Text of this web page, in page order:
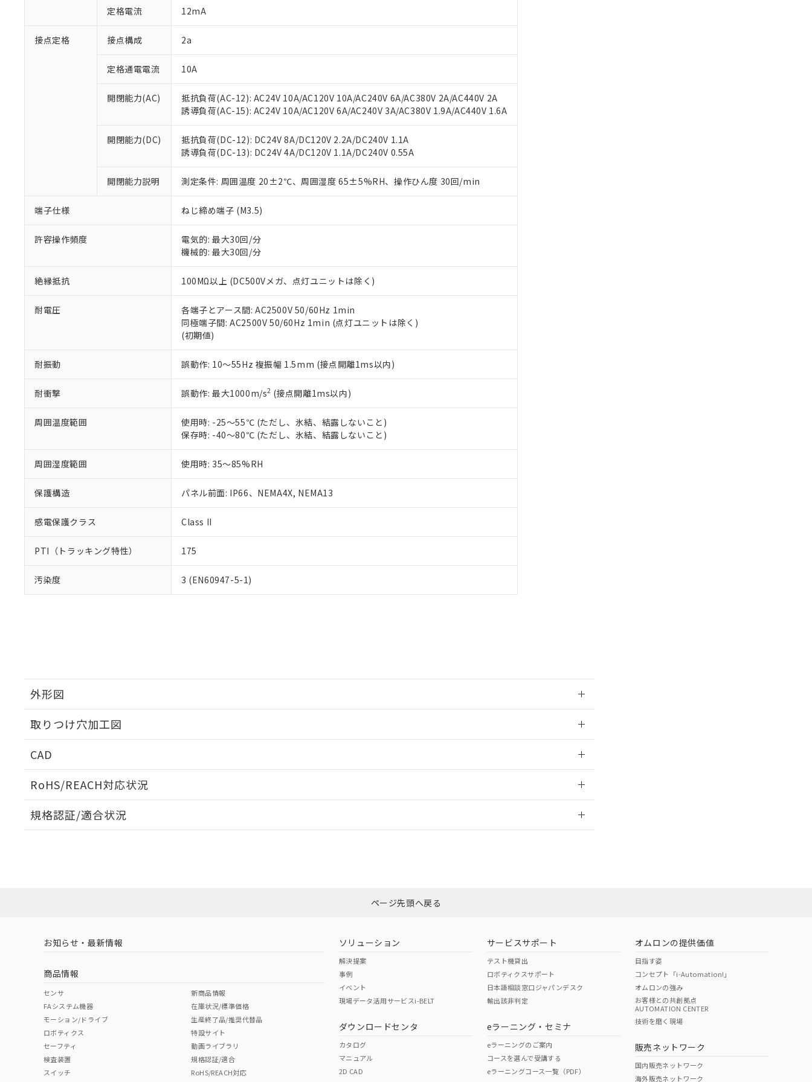
定格電流 12mA
接点定格 接点構成 2a
定格通電電流 10A
開閉能力(AC)
抵抗負荷(AC-12): AC24V 10A/AC120V 10A/AC240V 6A/AC380V 2A/AC440V 2A
誘導負荷(AC-15): AC24V 10A/AC120V 6A/AC240V 3A/AC380V 1.9A/AC440V 1.6A
開閉能力(DC)
抵抗負荷(DC-12): DC24V 8A/DC120V 2.2A/DC240V 1.1A
誘導負荷(DC-13): DC24V 4A/DC120V 1.1A/DC240V 0.55A
開閉能力説明 測定条件: 周囲温度 20±2℃、周囲湿度 65±5%RH、操作ひん度 30回/min
端子仕様 ねじ締め端子 (M3.5)
許容操作頻度
電気的: 最大30回/分
機械的: 最大30回/分
絶縁抵抗 100MΩ以上 (DC500Vメガ、点灯ユニットは除く)
耐電圧
各端子とアース間: AC2500V 50/60Hz 1min
同極端子間: AC2500V 50/60Hz 1min (点灯ユニットは除く)
(初期値)
耐振動 誤動作: 10～55Hz 複振幅 1.5mm (接点開離1ms以内)
耐衝撃 誤動作: 最大1000m/s2 (接点開離1ms以内)
周囲温度範囲
使用時: -25～55℃ (ただし、氷結、結露しないこと)
保存時: -40～80℃ (ただし、氷結、結露しないこと)
周囲湿度範囲 使用時: 35～85%RH
保護構造 パネル前面: IP66、NEMA4X, NEMA13
感電保護クラス Class II
PTI（トラッキング特性） 175
汚染度 3 (EN60947-5-1)
外形図
取りつけ穴加工図
CAD
RoHS/REACH対応状況
EU RoHS 注意事項・凡例
ダウンロードはこちら
中国 RoHS 注意事項・凡例
中国 RoHS表
Pb Hg Cr(VI)
O O
規格認証/適合状況
（イギリス
（ノルウェー
（日本
（アメリカ
この製品の規格認証/適合状況ページへ
その他の認証はこちらのページからご検索ください
い。
正式な納期状況および標準価格はお客様のお取引先、またはお客様担当のオムロン制御機器販売店・
当社販売員にご相談ください。
オムロン制御機器販売店や当社販売拠点は「販売ネットワーク
」をご確認ください。
在庫状況および標準価格結果を当社の事前の承諾なく第三者に漏洩または開示しないようお願いしま
す。
マイパーツ機能（部品リスト作成サービス）をご利用いただくには、I-Webメンバーズにご登録され
お客様が当ウェブサイト上で当社にご登録された部品リストについて、当社および当社の共同利用者
が、当社の製品・サービスに関するお客様との取引・商談に必要な範囲で利用することをご了承くだ
さい。
※当社の共同利用者とは、"個人情報の共同利用に関して"
の「1.共同利用者の範囲」に記載されて
いる法人を指します。
但し、RoHS指令で産業用監視および制御機器に対する適用除外項目は除く。
※2 対応予定月
部品在庫の切り替え状況などにより、予定月が前後することがあります。
※3 非含有証明書ダウンロード
下記の非含有証明書をダウンロードすることができます。
EU RoHS指令（10物質）の非含有証明書
51物質の非含有証明書（当社基準）
※本証明書は発行日時点で非含有を証明するもので、過去に遡って非含有を証明するものではありません。
また、RoHS指令のフタル酸エステル類４物質の対応では、対応完了までの期間は出荷製品に未対応品が
混在することから備考欄に対応日を記載しておりました。
り割愛しております。
「○」：最大均質材料含有率が中国RoHSの基準値以下であることを示します。
「×」：最大均質材料含有率が中国RoHSの基準値を超えていることを示します。
*中国RoHS10物質の基準値 (GB/T26572)：
Pb(鉛) :1000ppm、 Hg(水銀) : 1000ppm、 Cd(カドミウム) : 100ppm、
Cr(Ⅵ)(六価クロム) : 1000ppm、 PBBs(ポリ臭化ビフェニル類) : 1000ppm、 PBDEs(ポリ臭化ジフェニルエーテル類) : 1000ppm、
DBP(フタル酸ジブチル) : 1000ppm、 DIBP(フタル酸ジイソブチル) : 1000ppm、 BBP(フタル酸ブチルベンジル) : 1000ppm、
DEHP(フタル酸ビス(2-エチルヘキシル)) : 1000ppm
※2 環境保護使用期限
「ｅ」：有害物質（10物質）のすべてが基準値以下であることを示します。
「10」：通常の使用状況下において有害物質が外部に漏えいし、環境に深刻な影響を及ぼさない年数を意
味します。
当社は、これら貴社製品のうち、外国為替および外国貿易法に定める商品（以下｢規制貨物等」とい
当社は貴社製品を、核兵器、ミサイル、化学兵器、生物兵器またはその他武器並びにこれらの製造装
置等に一切使用いたしません。
当社は、貴社製品を第三者に販売する場合は、上記1、2および3の内容を当該第三者に通知します。
また当社は、販売先および販売に係わる関係者が違法に輸出するおそれがある場合は、取り引きをい
たしません。
号
○ 一定数以上の在庫あり
△ 一定数には満たないが在庫あり
－
在庫なし(最新の在庫状況については、お客様のお取引先、またはお客様担当のオムロン制御
機器販売店・当社販売員にご確認ください)
空
白
受注生産機種、また在庫状況の情報を公開していない機種
ページ先頭へ戻る
お知らせ・最新情報
商品情報
センサ
FAシステム機器
モーション/ドライブ
ロボティクス
セーフティ
検査装置
スイッチ
新商品情報
在庫状況/標準価格
生産終了品/推奨代替品
特設サイト
動画ライブラリ
規格認証/適合
RoHS/REACH対応
ソリューション
解決提案
事例
イベント
現場データ活用サービスi-BELT
ダウンロードセンタ
カタログ
マニュアル
2D CAD
サービスサポート
テスト機貸出
ロボティクスサポート
日本語相談窓口ジャパンデスク
輸出該非判定
eラーニング・セミナ
eラーニングのご案内
コースを選んで受講する
eラーニングコース一覧（PDF）
オムロンの提供価値
目指す姿
コンセプト「i-Automation!」
オムロンの強み
お客様との共創拠点
AUTOMATION CENTER
技術を磨く現場
販売ネットワーク
国内販売ネットワーク
海外販売ネットワーク